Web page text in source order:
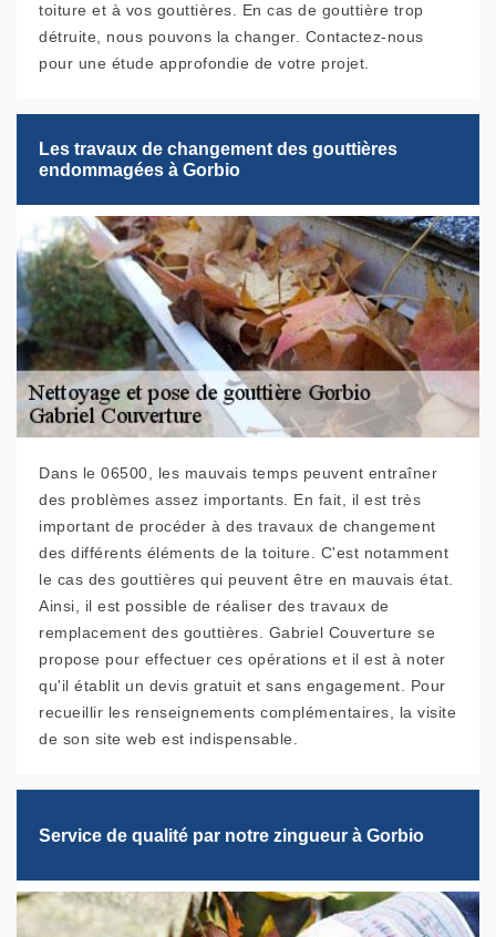
toiture et à vos gouttières. En cas de gouttière trop
détruite, nous pouvons la changer. Contactez-nous
pour une étude approfondie de votre projet.
Les travaux de changement des gouttières
endommagées à Gorbio
Dans le 06500, les mauvais temps peuvent entraîner
des problèmes assez importants. En fait, il est très
important de procéder à des travaux de changement
des différents éléments de la toiture. C'est notamment
le cas des gouttières qui peuvent être en mauvais état.
Ainsi, il est possible de réaliser des travaux de
remplacement des gouttières. Gabriel Couverture se
propose pour effectuer ces opérations et il est à noter
qu'il établit un devis gratuit et sans engagement. Pour
recueillir les renseignements complémentaires, la visite
de son site web est indispensable.
Service de qualité par notre zingueur à Gorbio